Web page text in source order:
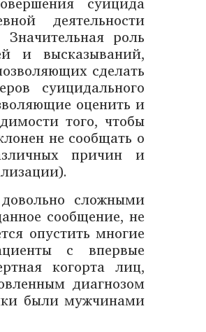
деятельности
роль
и высказываний,
сделать
суицидального
оценить и
того, чтобы
не сообщать о
причин и
сложными
сообщение, не
опустить многие
с впервые
когорта лиц,
диагнозом
были мужчинами